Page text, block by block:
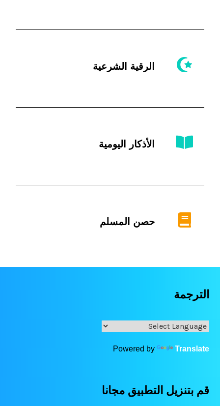
الرقية الشرعية
الأذكار اليومية
حصن المسلم
الترجمة
Powered by Translate
قم بتنزيل التطبيق مجانا